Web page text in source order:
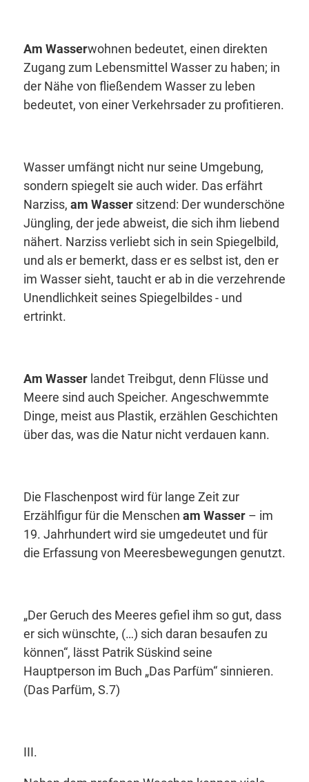
Am Wasserwohnen bedeutet, einen direkten
Zugang zum Lebensmittel Wasser zu haben; in
der Nähe von fließendem Wasser zu leben
bedeutet, von einer Verkehrsader zu profitieren.
Wasser umfängt nicht nur seine Umgebung,
sondern spiegelt sie auch wider. Das erfährt
Narziss, am Wassersitzend: Der wunderschöne
Jüngling, der jede abweist, die sich ihm liebend
nähert. Narziss verliebt sich in sein Spiegelbild,
und als er bemerkt, dass er es selbst ist, den er
im Wasser sieht, taucht er ab in die verzehrende
Unendlichkeit seines Spiegelbildes - und
ertrinkt.
Am Wasserlandet Treibgut, denn Flüsse und
Meere sind auch Speicher. Angeschwemmte
Dinge, meist aus Plastik, erzählen Geschichten
über das, was die Natur nicht verdauen kann.
Die Flaschenpost wird für lange Zeit zur
Erzählfigur für die Menschen am Wasser– im
19. Jahrhundert wird sie umgedeutet und für
die Erfassung von Meeresbewegungen genutzt.
„Der Geruch des Meeres gefiel ihm so gut, dass
er sich wünschte, (…) sich daran besaufen zu
können“, lässt Patrik Süskind seine
Hauptperson im Buch „Das Parfüm“sinnieren.
(Das Parfüm, S.7)
III.